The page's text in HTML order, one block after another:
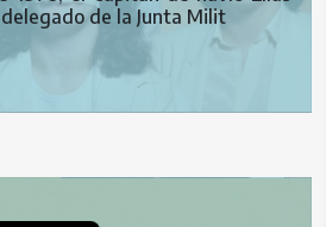
de la Junta Milit